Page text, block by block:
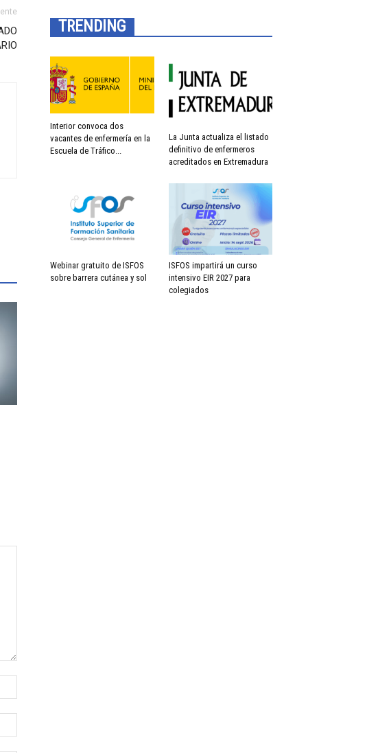
TRENDING
Interior convoca dos
vacantes de enfermería en la
Escuela de Tráfico...
La Junta actualiza el listado
definitivo de enfermeros
acreditados en Extremadura
Webinar gratuito de ISFOS
sobre barrera cutánea y sol
ISFOS impartirá un curso
intensivo EIR 2027 para
colegiados